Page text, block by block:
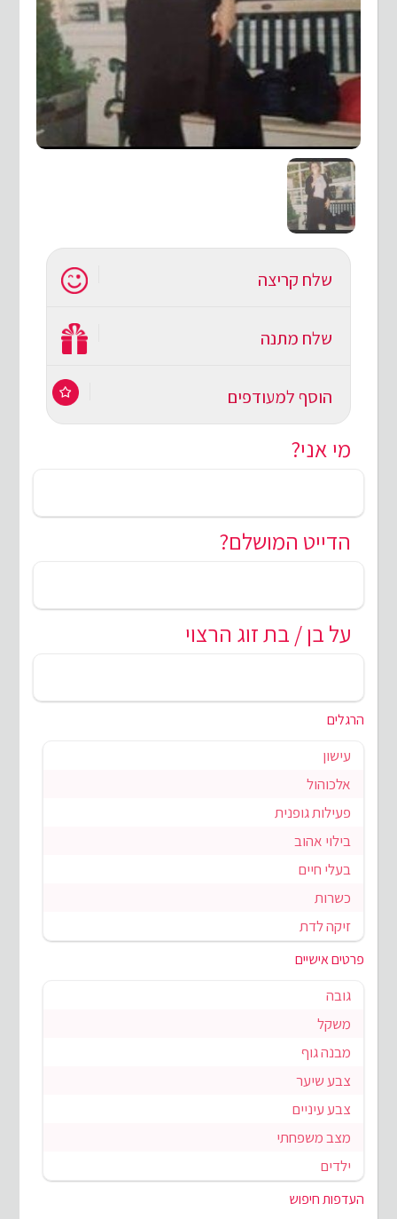
שלח קריצה
שלח מתנה
הוסף למעודפים
מי אני?
הדייט המושלם?
על בן / בת זוג הרצוי
הרגלים
עישון
אלכוהול
פעילות גופנית
בילוי אהוב
בעלי חיים
כשרות
זיקה לדת
פרטים אישיים
גובה
משקל
מבנה גוף
צבע שיער
צבע עיניים
מצב משפחתי
ילדים
העדפות חיפוש